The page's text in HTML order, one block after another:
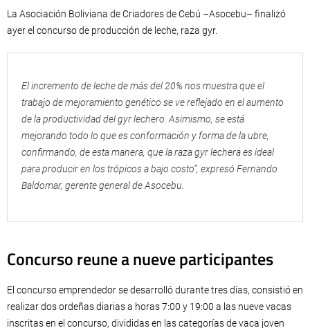
La Asociación Boliviana de Criadores de Cebú –Asocebu– finalizó
ayer el concurso de producción de leche, raza gyr.
El incremento de leche de más del 20% nos muestra que el
trabajo de mejoramiento genético se ve reflejado en el aumento
de la productividad del gyr lechero. Asimismo, se está
mejorando todo lo que es conformación y forma de la ubre,
confirmando, de esta manera, que la raza gyr lechera es ideal
para producir en los trópicos a bajo costo”, expresó Fernando
Baldomar, gerente general de Asocebu.
Concurso reune a nueve participantes
El concurso emprendedor se desarrolló durante tres días, consistió en
realizar dos ordeñas diarias a horas 7:00 y 19:00 a las nueve vacas
inscritas en el concurso, divididas en las categorías de vaca joven